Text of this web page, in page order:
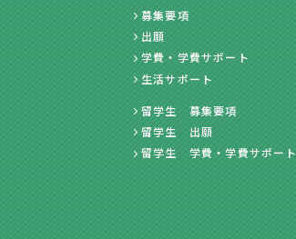
募集要項
出願
学費・学費サポート
生活サポート
留学生 募集要項
留学生 出願
留学生 学費・学費サポート